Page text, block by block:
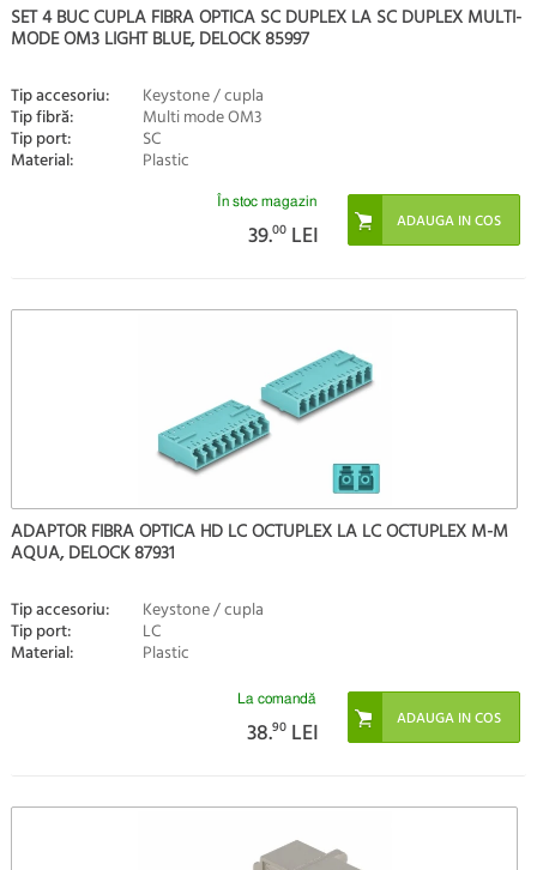
SET 4 BUC CUPLA FIBRA OPTICA SC DUPLEX LA SC DUPLEX MULTI-
MODE OM3 LIGHT BLUE, DELOCK 85997
Tip accesoriu: Keystone / cupla
Tip fibră: Multi mode OM3
Tip port: SC
Material: Plastic
În stoc magazin
39.00 LEI
ADAPTOR FIBRA OPTICA HD LC OCTUPLEX LA LC OCTUPLEX M-M
AQUA, DELOCK 87931
Tip accesoriu: Keystone / cupla
Tip port: LC
Material: Plastic
La comandă
38.90 LEI